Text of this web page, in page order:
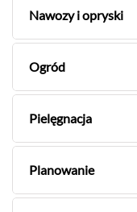
Nawozy i opryski
Ogród
Pielęgnacja
Planowanie